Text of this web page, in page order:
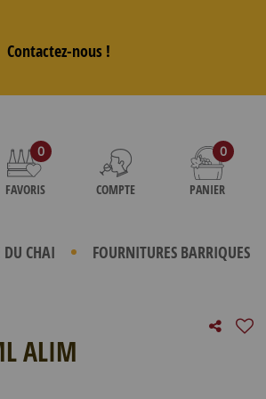
Contactez-nous !
0
FAVORIS COMPTE
0
PANIER
DU CHAI FOURNITURES BARRIQUES
ALIM